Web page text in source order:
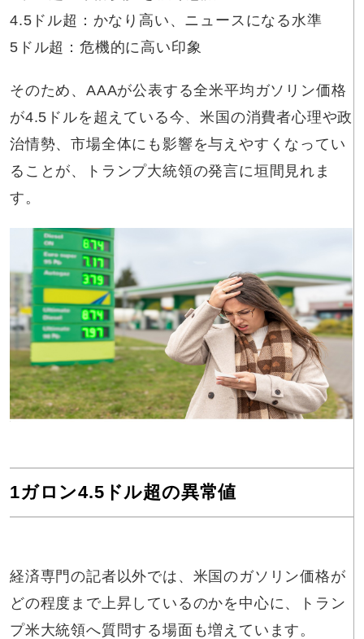
4.5ドル超：かなり高い、ニュースになる水準
5ドル超：危機的に高い印象
そのため、AAAが公表する全米平均ガソリン価格
が4.5ドルを超えている今、米国の消費者心理や政
治情勢、市場全体にも影響を与えやすくなってい
ることが、トランプ大統領の発言に垣間見れま
す。
1ガロン4.5ドル超の異常値
経済専門の記者以外では、米国のガソリン価格が
どの程度まで上昇しているのかを中心に、トラン
プ米大統領へ質問する場面も増えています。